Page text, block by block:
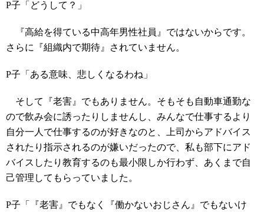
P子「どうして？」
『高給を得ている中高年男性社員』ではないからです。
さらに『組織内で期待』されていません。
P子「ある意味、悲しくなるわね」
そして『老害』でもありません。そもそも自動車通勤な
ので飲み会に誘ったりしませんし、みんなで仕事するより
自分一人で仕事するのが好きなのと、上司からアドバイス
されたり指示されるのが嫌いだったので、私も部下にアド
バイスしたり教育するのも最小限しか行わず、あくまで自
己管理してもらっていました。
P子「『老害』でもなく『働かないおじさん』でもないけ